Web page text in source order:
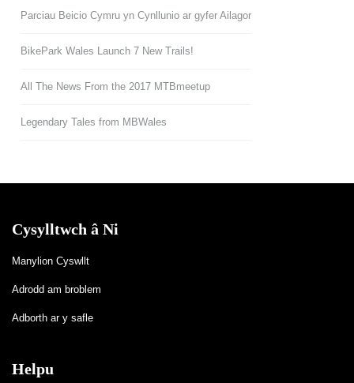
Parciau Beicio Cymru yn Cynllunio ar gyfer Ailagor
BikePark Wales Launch 7 New Trails!
All The News From the 2017 MTBmeetup
Legendary Tales from MBWales
Cysylltwch â Ni
Manylion Cyswllt
Adrodd am broblem
Adborth ar y safle
Helpu